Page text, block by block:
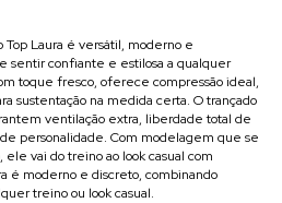
Top Laura é versátil, moderno e
sentir confiante e estilosa a qualquer
toque fresco, oferece compressão ideal,
sustentação na medida certa. O trançado
ventilação extra, liberdade total de
personalidade. Com modelagem que se
vai do treino ao look casual com
é moderno e discreto, combinando
treino ou look casual.